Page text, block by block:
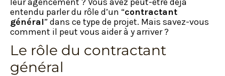
entendu parler du rôle d’un “contractant
général” dans ce type de projet. Mais savez-vous
comment il peut vous aider à y arriver ?
Le rôle du contractant
général